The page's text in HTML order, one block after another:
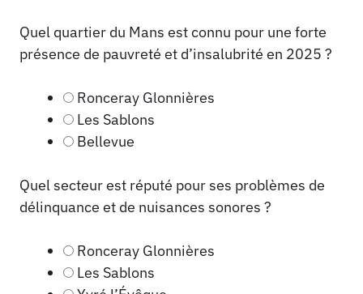
Quel quartier du Mans est connu pour une forte
présence de pauvreté et d’insalubrité en 2025 ?
Ronceray Glonnières
Les Sablons
Bellevue
Quel secteur est réputé pour ses problèmes de
délinquance et de nuisances sonores ?
Ronceray Glonnières
Les Sablons